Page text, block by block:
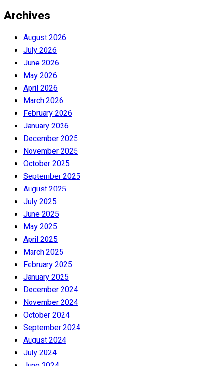
Archives
August 2026
July 2026
June 2026
May 2026
April 2026
March 2026
February 2026
January 2026
December 2025
November 2025
October 2025
September 2025
August 2025
July 2025
June 2025
May 2025
April 2025
March 2025
February 2025
January 2025
December 2024
November 2024
October 2024
September 2024
August 2024
July 2024